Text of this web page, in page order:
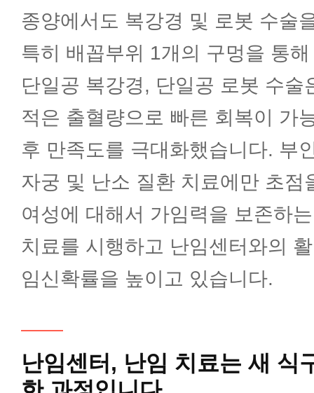
진단검사의학과
병리과
핵의학과
지역응급의료기관
종양에서도 복강경 및 로봇 수술
특히 배꼽부위 1개의 구멍을 통
단일공 복강경, 단일공 로봇 수술
적은 출혈량으로 빠른 회복이 가
후 만족도를 극대화했습니다. 부
자궁 및 난소 질환 치료에만 초점
여성에 대해서 가임력을 보존하
치료를 시행하고 난임센터와의
임신확률을 높이고 있습니다.
난임센터, 난임 치료는 새 식